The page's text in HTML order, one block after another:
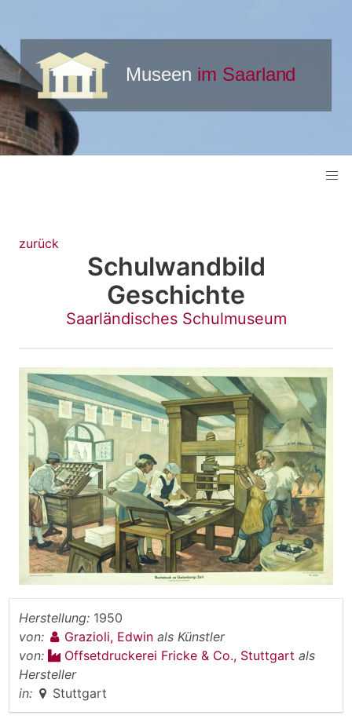
zurück
Schulwandbild
Geschichte
Saarländisches Schulmuseum
Herstellung: 1950
von:
Grazioli, Edwin als Künstler
von:
Offsetdruckerei Fricke & Co., Stuttgart als
Hersteller
in:
Stuttgart